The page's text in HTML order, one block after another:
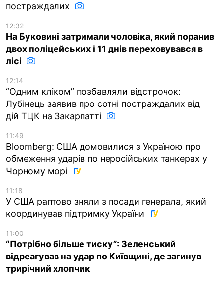
постраждалих
12:32
На Буковині затримали чоловіка, який поранив
двох поліцейських і 11 днів переховувався в
лісі
12:14
“Одним кліком” позбавляли відстрочок:
Лубінець заявив про сотні постраждалих від
дій ТЦК на Закарпатті
11:49
Bloomberg: США домовилися з Україною про
обмеження ударів по неросійських танкерах у
Чорному морі
11:18
У США раптово зняли з посади генерала, який
координував підтримку України
11:00
“Потрібно більше тиску”: Зеленський
відреагував на удар по Київщині, де загинув
трирічний хлопчик